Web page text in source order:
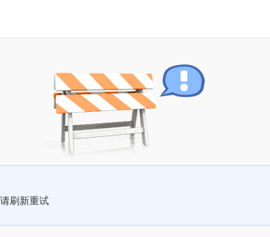
刷新重试